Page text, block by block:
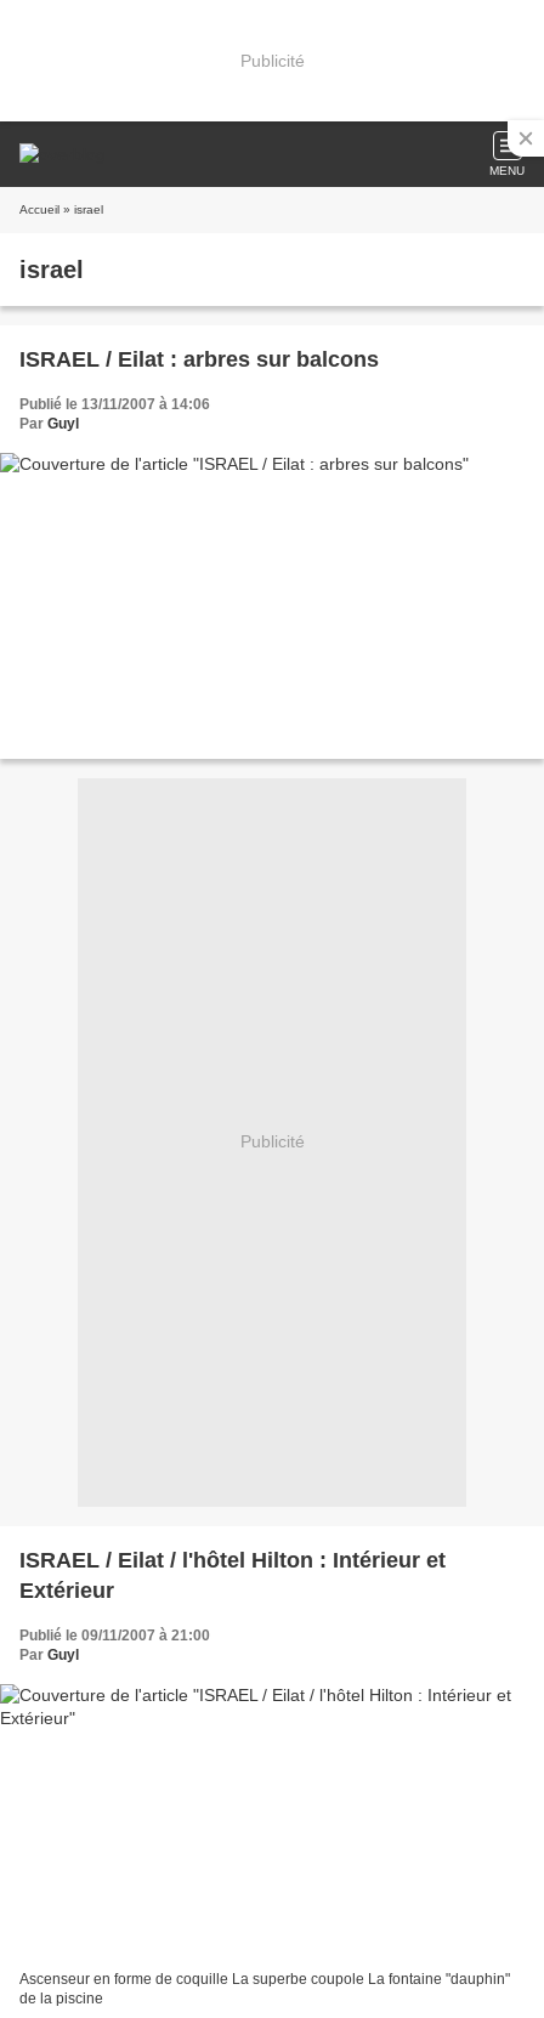
Publicité
MENU
Accueil » israel
israel
ISRAEL / Eilat : arbres sur balcons
Publié le 13/11/2007 à 14:06
Par Guyl
Publicité
ISRAEL / Eilat / l'hôtel Hilton : Intérieur et
Extérieur
Publié le 09/11/2007 à 21:00
Par Guyl
Ascenseur en forme de coquille La superbe coupole La fontaine "dauphin"
de la piscine